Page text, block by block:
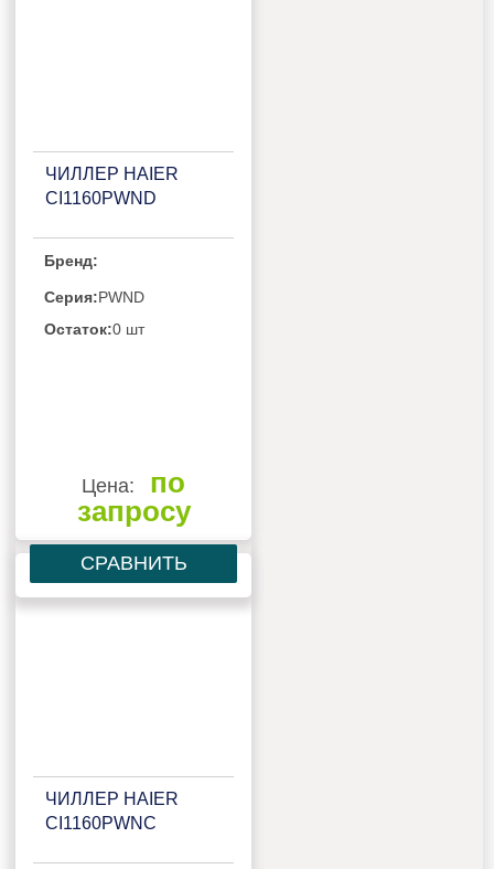
ЧИЛЛЕР HAIER
CI1160PWND
Бренд:
Серия:PWND
Остаток:0 шт
Цена:
по
запросу
СРАВНИТЬ
ЧИЛЛЕР HAIER
CI1160PWNC